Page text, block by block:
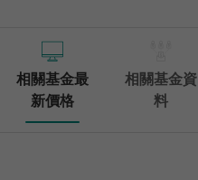
相關基金最
新價格
相關基金資
料